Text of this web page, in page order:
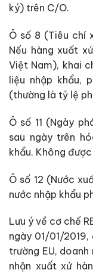
ký) trên C/O.
Ô số 8 (Tiêu chí
Nếu hàng xuất
Việt Nam), khai
liệu nhập khẩu,
(thường là tỷ lệ
Ô số 11 (Ngày
sau ngày trên
khẩu. Không
Ô số 12 (Nước
nước nhập khẩu
Lưu ý về cơ chế
ngày 01/01/
trường EU,
nhận xuất xứ